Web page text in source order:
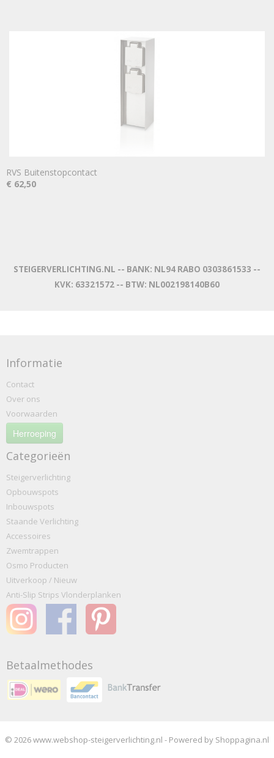
RVS Buitenstopcontact
€ 62,50
STEIGERVERLICHTING.NL -- BANK: NL94 RABO 0303861533 --
KVK: 63321572 -- BTW: NL002198140B60
Informatie
Contact
Over ons
Voorwaarden
Herroeping
Categorieën
Steigerverlichting
Opbouwspots
Inbouwspots
Staande Verlichting
Accessoires
Zwemtrappen
Osmo Producten
Uitverkoop / Nieuw
Anti-Slip Strips Vlonderplanken
Betaalmethodes
© 2026 www.webshop-steigerverlichting.nl - Powered by Shoppagina.nl